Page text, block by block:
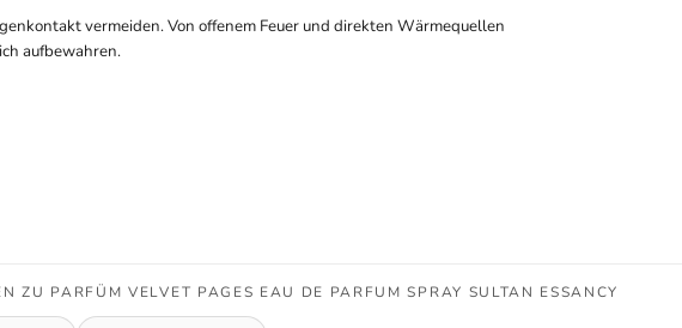
vermeiden. Von offenem Feuer und direkten Wärmequellen
aufbewahren.
ZU PARFÜM VELVET PAGES EAU DE PARFUM SPRAY SULTAN ESSANCY